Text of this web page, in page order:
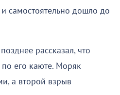
самостоятельно дошло до
рассказал, что
его каюте. Моряк
а второй взрыв